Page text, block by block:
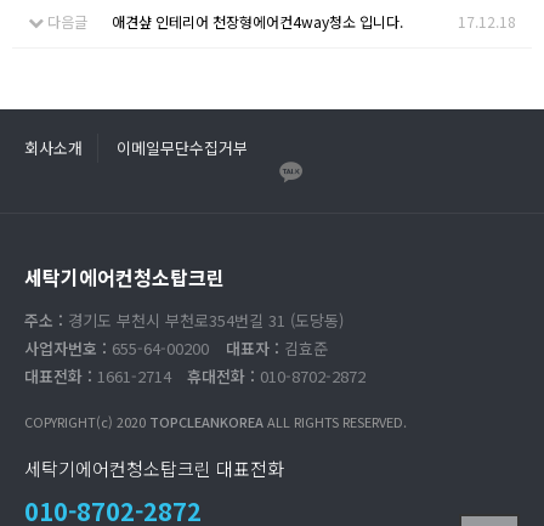
다음글 애견샾 인테리어 천장형에어컨4way청소 입니다. 17.12.18
회사소개 이메일무단수집거부
세탁기에어컨청소탑크린
주소 : 경기도 부천시 부천로354번길 31 (도당동)
사업자번호 : 655-64-00200 대표자 : 김효준
대표전화 : 1661-2714 휴대전화 : 010-8702-2872
COPYRIGHT(c) 2020 TOPCLEANKOREAALL RIGHTS RESERVED.
세탁기에어컨청소탑크린 대표전화
010-8702-2872